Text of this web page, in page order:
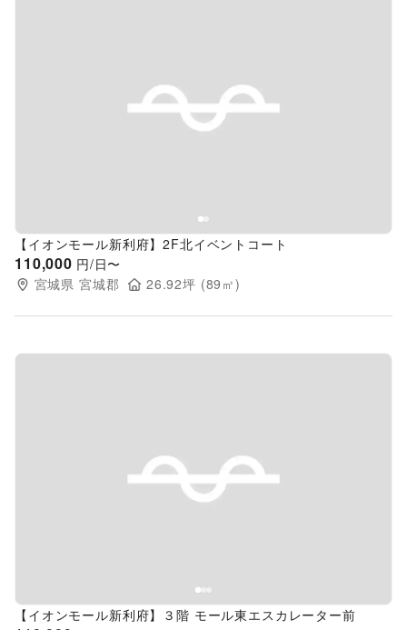
Previous slide
【イオンモール新利府】2F北イベントコート
110,000 円/日〜
宮城県 宮城郡 26.92坪 (89 ㎡)
Previous slide
【イオンモール新利府】３階 モール東エスカレーター前